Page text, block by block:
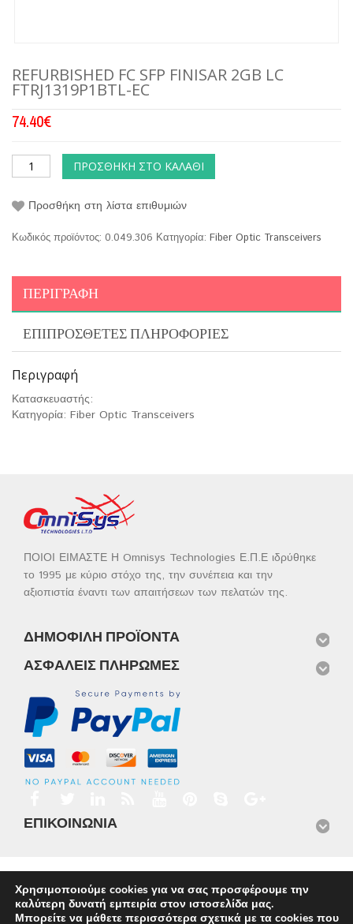
REFURBISHED FC SFP FINISAR 2GB LC
FTRJ1319P1BTL-EC
74.40€
ΠΡΟΣΘΉΚΗ ΣΤΟ ΚΑΛΆΘΙ
Προσθήκη στη λίστα επιθυμιών
Κωδικός προϊόντος: 0.049.306 Κατηγορία: Fiber Optic Transceivers
ΠΕΡΙΓΡΑΦΉ
ΕΠΙΠΡΌΣΘΕΤΕΣ ΠΛΗΡΟΦΟΡΊΕΣ
Περιγραφή
Κατασκευαστής:
Κατηγορία: Fiber Optic Transceivers
ΠΟΙΟΙ ΕΙΜΑΣΤΕ Η Omnisys Technologies Ε.Π.Ε ιδρύθηκε
το 1995 με κύριο στόχο της, την συνέπεια και την
αξιοπιστία έναντι των απαιτήσεων των πελατών της.
ΔΗΜΟΦΙΛΉ ΠΡΟΪΌΝΤΑ
ΑΣΦΑΛΕΊΣ ΠΛΗΡΩΜΈΣ
ΕΠΙΚΟΙΝΩΝΊΑ
Προϊόντα
Φωτογραφίες
Service
Εταιρικό Προφίλ
Επικοινωνία
© 2026Omnisys
Χρησιμοποιούμε cookies για να σας προσφέρουμε την
καλύτερη δυνατή εμπειρία στον ιστοσελίδα μας.
Μπορείτε να μάθετε περισσότερα σχετικά με τα cookies που